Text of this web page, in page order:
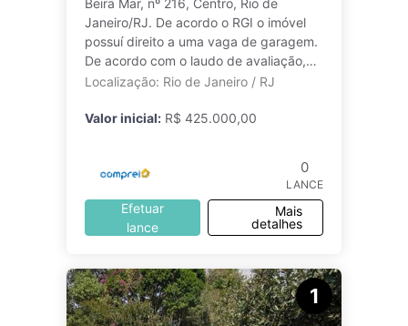
Beira Mar, nº 216, Centro, Rio de
Janeiro/RJ. De acordo o RGI o imóvel
possuí direito a uma vaga de garagem.
De acordo com o laudo de avaliação,
realizado em 2024, o imóvel está
Localização: Rio de Janeiro / RJ
Valor inicial: R$ 425.000,00
0
LANCE
Efetuar
lance
Mais
detalhes
1